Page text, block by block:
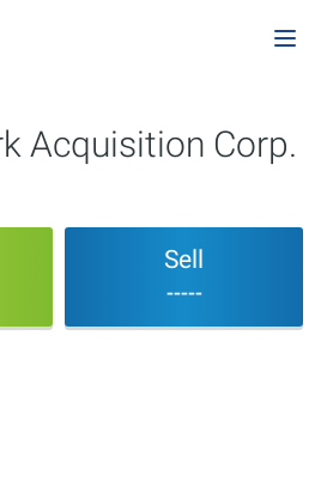
Acquisition Corp.
Sell
-----